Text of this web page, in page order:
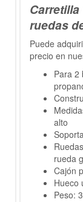
ruedas
Puede
precio en
Para 2
alto
rueda
Cajón
Hueco
Peso: